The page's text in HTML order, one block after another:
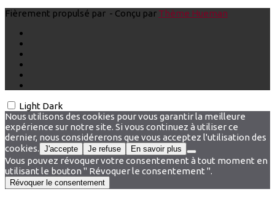
Fièrement propulsé par - Conçu par Thème Hueman
Light Dark
Nous utilisons des cookies pour vous garantir la meilleure
expérience sur notre site. Si vous continuez à utiliser ce
dernier, nous considérerons que vous acceptez l'utilisation des
cookies. J'accepte Je refuse En savoir plus
Vous pouvez révoquer votre consentement à tout moment en
utilisant le bouton " Révoquer le consentement ".
Révoquer le consentement